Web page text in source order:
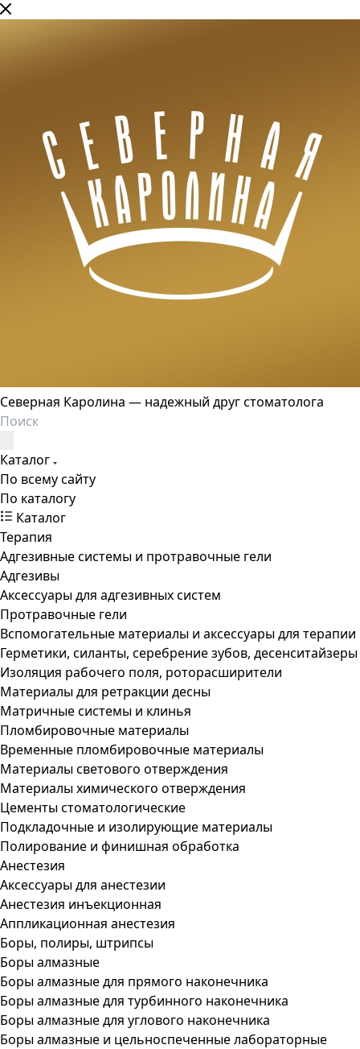
Северная Каролина — надежный друг стоматолога
Каталог
По всему сайту
По каталогу
Каталог
Терапия
Адгезивные системы и протравочные гели
Адгезивы
Аксессуары для адгезивных систем
Протравочные гели
Вспомогательные материалы и аксессуары для терапии
Герметики, силанты, серебрение зубов, десенситайзеры
Изоляция рабочего поля, роторасширители
Материалы для ретракции десны
Матричные системы и клинья
Пломбировочные материалы
Временные пломбировочные материалы
Материалы светового отверждения
Материалы химического отверждения
Цементы стоматологические
Подкладочные и изолирующие материалы
Полирование и финишная обработка
Анестезия
Аксессуары для анестезии
Анестезия инъекционная
Аппликационная анестезия
Боры, полиры, штрипсы
Боры алмазные
Боры алмазные для прямого наконечника
Боры алмазные для турбинного наконечника
Боры алмазные для углового наконечника
Боры алмазные и цельноспеченные лабораторные